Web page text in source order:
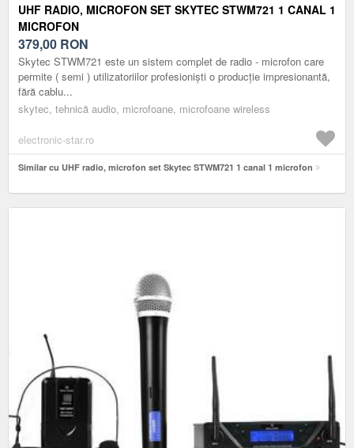
UHF RADIO, MICROFON SET SKYTEC STWM721 1 CANAL 1
MICROFON
379,00 RON
Skytec STWM721 este un sistem complet de radio - microfon care
permite ( semi ) utilizatoriilor profesioniști o producție impresionantă,
fără cablu...
skytec, tehnică audio, microfoane, microfoane wireless
electronic-star.ro
Similar cu UHF radio, microfon set Skytec STWM721 1 canal 1 microfon